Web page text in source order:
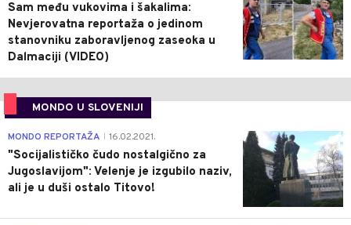
Sam među vukovima i šakalima:
Nevjerovatna reportaža o jedinom
stanovniku zaboravljenog zaseoka u
Dalmaciji (VIDEO)
MONDO U SLOVENIJI
4
MONDO REPORTAŽA 16.02.2021.
"Socijalističko čudo nostalgično za
Jugoslavijom": Velenje je izgubilo naziv,
ali je u duši ostalo Titovo!